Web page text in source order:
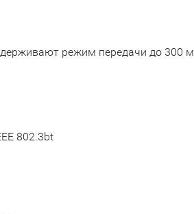
режим передачи до 300 м
802.3bt